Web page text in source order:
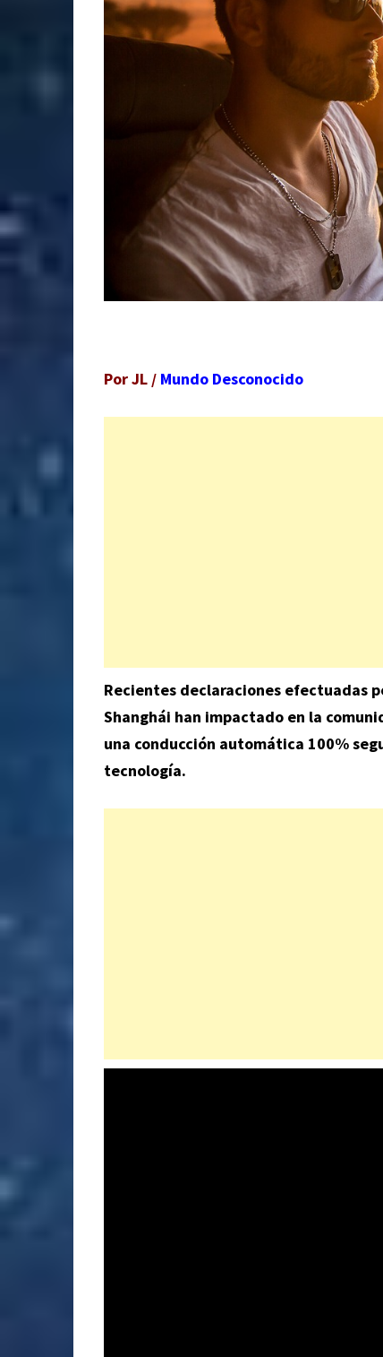
Por JL / Mundo Desconocido
Recientes declaraciones efectuadas
Shanghái han impactado en la
una conducción automática 100%
tecnología.